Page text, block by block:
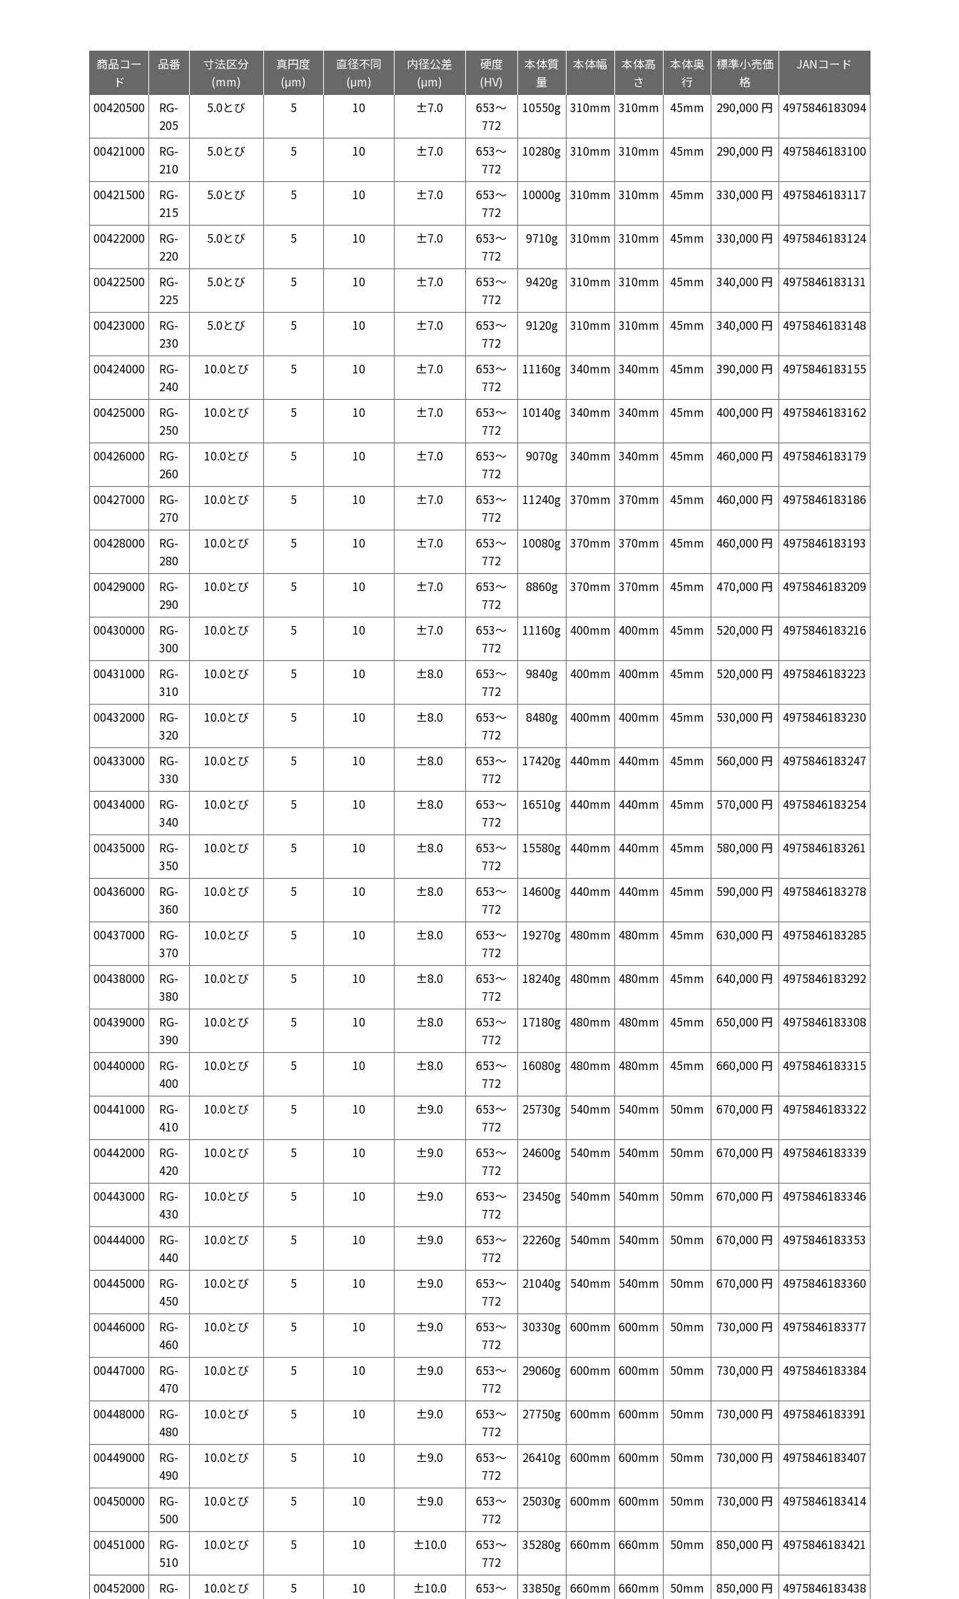
商品コー
ド
品番
寸法区分
(mm)
真円度
(μm)
直径不同
(μm)
内径公差
(μm)
硬度
(HV)
本体質
量
本体幅
本体高
さ
本体奥
行
標準小売価
格
JANコード
00420500
RG-
205
5.0とび 5 10 ±7.0
653～
772
10550g 310mm 310mm 45mm 290,000 円 4975846183094
00421000
RG-
210
5.0とび 5 10 ±7.0
653～
772
10280g 310mm 310mm 45mm 290,000 円 4975846183100
00421500
RG-
215
5.0とび 5 10 ±7.0
653～
772
10000g 310mm 310mm 45mm 330,000 円 4975846183117
00422000
RG-
220
5.0とび 5 10 ±7.0
653～
772
9710g 310mm 310mm 45mm 330,000 円 4975846183124
00422500
RG-
225
5.0とび 5 10 ±7.0
653～
772
9420g 310mm 310mm 45mm 340,000 円 4975846183131
00423000
RG-
230
5.0とび 5 10 ±7.0
653～
772
9120g 310mm 310mm 45mm 340,000 円 4975846183148
00424000
RG-
240
10.0とび 5 10 ±7.0
653～
772
11160g 340mm 340mm 45mm 390,000 円 4975846183155
00425000
RG-
250
10.0とび 5 10 ±7.0
653～
772
10140g 340mm 340mm 45mm 400,000 円 4975846183162
00426000
RG-
260
10.0とび 5 10 ±7.0
653～
772
9070g 340mm 340mm 45mm 460,000 円 4975846183179
00427000
RG-
270
10.0とび 5 10 ±7.0
653～
772
11240g 370mm 370mm 45mm 460,000 円 4975846183186
00428000
RG-
280
10.0とび 5 10 ±7.0
653～
772
10080g 370mm 370mm 45mm 460,000 円 4975846183193
00429000
RG-
290
10.0とび 5 10 ±7.0
653～
772
8860g 370mm 370mm 45mm 470,000 円 4975846183209
00430000
RG-
300
10.0とび 5 10 ±7.0
653～
772
11160g 400mm 400mm 45mm 520,000 円 4975846183216
00431000
RG-
310
10.0とび 5 10 ±8.0
653～
772
9840g 400mm 400mm 45mm 520,000 円 4975846183223
00432000
RG-
320
10.0とび 5 10 ±8.0
653～
772
8480g 400mm 400mm 45mm 530,000 円 4975846183230
00433000
RG-
330
10.0とび 5 10 ±8.0
653～
772
17420g 440mm 440mm 45mm 560,000 円 4975846183247
00434000
RG-
340
10.0とび 5 10 ±8.0
653～
772
16510g 440mm 440mm 45mm 570,000 円 4975846183254
00435000
RG-
350
10.0とび 5 10 ±8.0
653～
772
15580g 440mm 440mm 45mm 580,000 円 4975846183261
00436000
RG-
360
10.0とび 5 10 ±8.0
653～
772
14600g 440mm 440mm 45mm 590,000 円 4975846183278
00437000
RG-
370
10.0とび 5 10 ±8.0
653～
772
19270g 480mm 480mm 45mm 630,000 円 4975846183285
00438000
RG-
380
10.0とび 5 10 ±8.0
653～
772
18240g 480mm 480mm 45mm 640,000 円 4975846183292
00439000
RG-
390
10.0とび 5 10 ±8.0
653～
772
17180g 480mm 480mm 45mm 650,000 円 4975846183308
00440000
RG-
400
10.0とび 5 10 ±8.0
653～
772
16080g 480mm 480mm 45mm 660,000 円 4975846183315
00441000
RG-
410
10.0とび 5 10 ±9.0
653～
772
25730g 540mm 540mm 50mm 670,000 円 4975846183322
00442000
RG-
420
10.0とび 5 10 ±9.0
653～
772
24600g 540mm 540mm 50mm 670,000 円 4975846183339
00443000
RG-
430
10.0とび 5 10 ±9.0
653～
772
23450g 540mm 540mm 50mm 670,000 円 4975846183346
00444000
RG-
440
10.0とび 5 10 ±9.0
653～
772
22260g 540mm 540mm 50mm 670,000 円 4975846183353
00445000
RG-
450
10.0とび 5 10 ±9.0
653～
772
21040g 540mm 540mm 50mm 670,000 円 4975846183360
00446000
RG-
460
10.0とび 5 10 ±9.0
653～
772
30330g 600mm 600mm 50mm 730,000 円 4975846183377
00447000
RG-
470
10.0とび 5 10 ±9.0
653～
772
29060g 600mm 600mm 50mm 730,000 円 4975846183384
00448000
RG-
480
10.0とび 5 10 ±9.0
653～
772
27750g 600mm 600mm 50mm 730,000 円 4975846183391
00449000
RG-
490
10.0とび 5 10 ±9.0
653～
772
26410g 600mm 600mm 50mm 730,000 円 4975846183407
00450000
RG-
500
10.0とび 5 10 ±9.0
653～
772
25030g 600mm 600mm 50mm 730,000 円 4975846183414
00451000
RG-
510
10.0とび 5 10 ±10.0
653～
772
35280g 660mm 660mm 50mm 850,000 円 4975846183421
00452000
RG-
10.0とび 5 10 ±10.0
653～
33850g 660mm 660mm 50mm 850,000 円 4975846183438